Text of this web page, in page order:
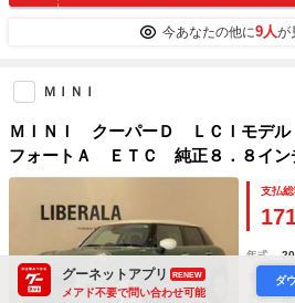
今あなたの他に9人が
ＭＩＮＩ
ＭＩＮＩ クーパーＤ ＬＣＩモデ
フォートＡ ＥＴＣ 純正８．８イ
プッシュスタート 横滑り防止装置
ートマチックハイビーム インテリジ
支払
年式
な
整備
法
グーネットアプリ RENEW
メアド不要で問い合わせ可能
ダ